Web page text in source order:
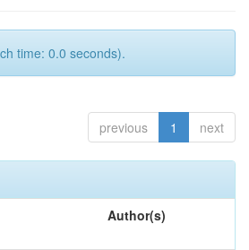
time: 0.0 seconds).
previous 1 next
Author(s)